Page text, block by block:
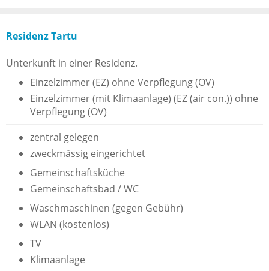
Residenz Tartu
Unterkunft in einer Residenz.
Einzelzimmer (EZ) ohne Verpflegung (OV)
Einzelzimmer (mit Klimaanlage) (EZ (air con.)) ohne
Verpflegung (OV)
zentral gelegen
zweckmässig eingerichtet
Gemeinschaftsküche
Gemeinschaftsbad / WC
Waschmaschinen (gegen Gebühr)
WLAN (kostenlos)
TV
Klimaanlage